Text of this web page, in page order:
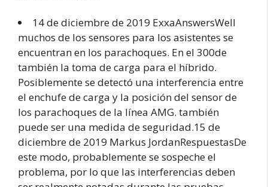
14 de diciembre de 2019 ExxaAnswersWell
muchos de los sensores para los asistentes se
encuentran en los parachoques. En el 300de
también la toma de carga para el híbrido.
Posiblemente se detectó una interferencia entre
el enchufe de carga y la posición del sensor de
los parachoques de la línea AMG. también
puede ser una medida de seguridad.15 de
diciembre de 2019 Markus JordanRespuestasDe
este modo, probablemente se sospeche el
problema, por lo que las interferencias deben